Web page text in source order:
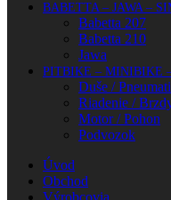
BABETTA – JAWA –
Babetta 207
Babetta 210
Jawa
PITBIKE – MINIBIKE
Duše /
Riadenie /
Motor / Pohon
Podvozok
Úvod
Obchod